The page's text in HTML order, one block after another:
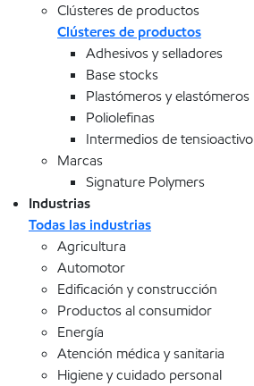
Clústeres de productos
Clústeres de productos
Adhesivos y selladores
Base stocks
Plastómeros y elastómeros
Poliolefinas
Intermedios de tensioactivo
Marcas
Signature Polymers
Industrias
Todas las industrias
Agricultura
Automotor
Edificación y construcción
Productos al consumidor
Energía
Atención médica y sanitaria
Higiene y cuidado personal